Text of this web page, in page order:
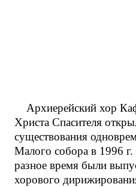
Архиерейский хор
Христа Спасителя
существования
Малого собора в 1996 г.
разное время были
хорового